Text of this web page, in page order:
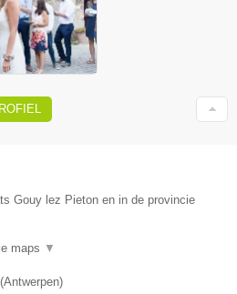
Gouy lez Pieton en in de provincie
maps ▼
(Antwerpen)